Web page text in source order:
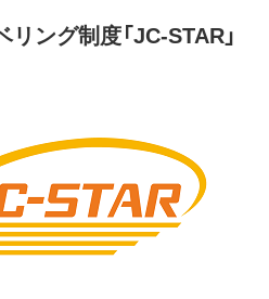
ング制度「JC-STAR」